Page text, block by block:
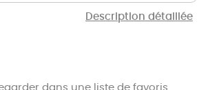
Description détaillée
dans une liste de favoris